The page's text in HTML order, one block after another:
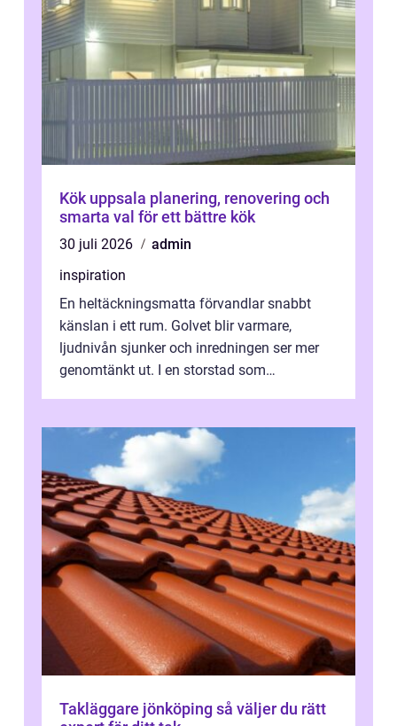
Kök uppsala planering, renovering och
smarta val för ett bättre kök
30 juli 2026
admin
inspiration
En heltäckningsmatta förvandlar snabbt
känslan i ett rum. Golvet blir varmare,
ljudnivån sjunker och inredningen ser mer
genomtänkt ut. I en storstad som
Takläggare jönköping så väljer du rätt